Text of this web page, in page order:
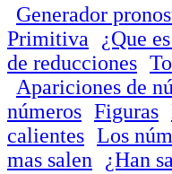
Generador
Primitiva
¿Que
de reducciones
Apariciones de
números Figuras
calientes Los
mas salen
¿Han